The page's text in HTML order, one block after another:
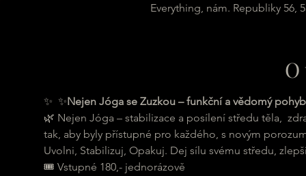
Everything, nám. Republiky 56,
✨ ✨Nejen Jóga se Zuzkou – funkční a vědomý pohyb
🌿 Nejen Jóga – stabilizace a posílení středu těla,
tak, aby byly přístupné pro každého, s novým
Uvolni, Stabilizuj, Opakuj. Dej sílu svému středu,
🎟 Vstupné 180,- jednorázově